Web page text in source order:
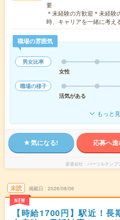
要
＊未経験の方歓迎＊未経
時、キャリアを一緒に考
職場の雰囲気
男女比率
女性
職場の様子
活気がある
もっと
気になる! 応募へ
派遣会社 パーソルテンプ
未読
NEW
掲載日 2026/08/06
【時給1700円】駅近！